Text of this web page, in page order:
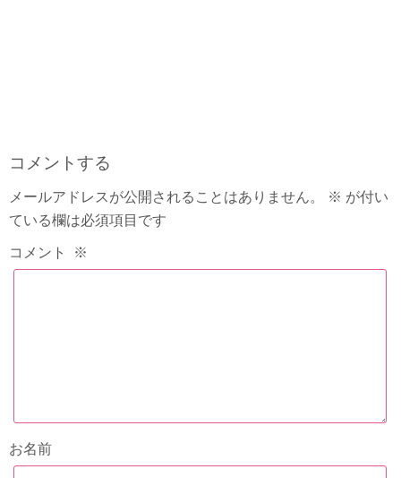
コメントする
メールアドレスが公開されることはありません。 ※ が付い
ている欄は必須項目です
コメント ※
お名前